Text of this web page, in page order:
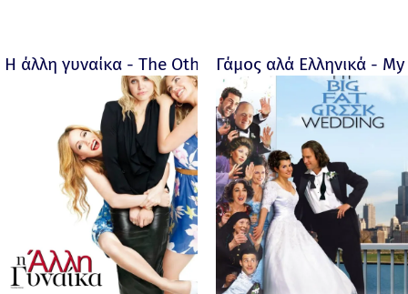
Η άλλη γυναίκα - The Other Woman – 2014
Γάμος αλά Ελληνικά -